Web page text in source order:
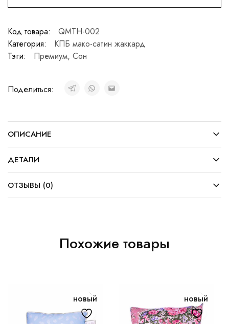
Код товара:
QMTH-002
Категория:
КПБ мако-сатин жаккард
Тэги:
Премиум, Сон
Поделиться:
ОПИСАНИЕ
ДЕТАЛИ
ОТЗЫВЫ (0)
Похожие товары
новый новый